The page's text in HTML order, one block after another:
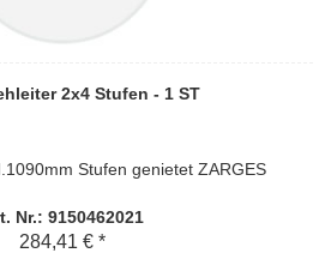
2x4 Stufen - 1 ST
Stufen genietet ZARGES
Nr.: 9150462021
284,41 € *